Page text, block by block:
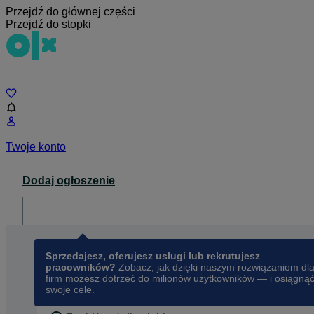
Przejdź do głównej części
Przejdź do stopki
Twoje konto
Dodaj ogłoszenie
Sprzedajesz, oferujesz usługi lub rekrutujesz
pracowników? Zobacz, jak dzięki naszym rozwiązaniom dla
firm możesz dotrzeć do milionów użytkowników — i osiągnąć
swoje cele.